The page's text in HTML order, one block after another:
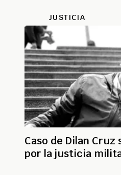
JUSTICIA
Caso de Dilan
por la justicia